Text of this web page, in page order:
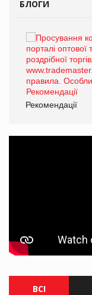
БЛОГИ
Рекомендації
ВСІ